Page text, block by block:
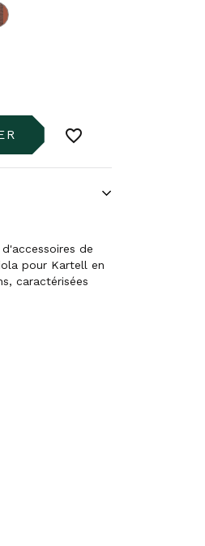
Rose
transparent
favorite_border
de
pour Kartell en
caractérisées